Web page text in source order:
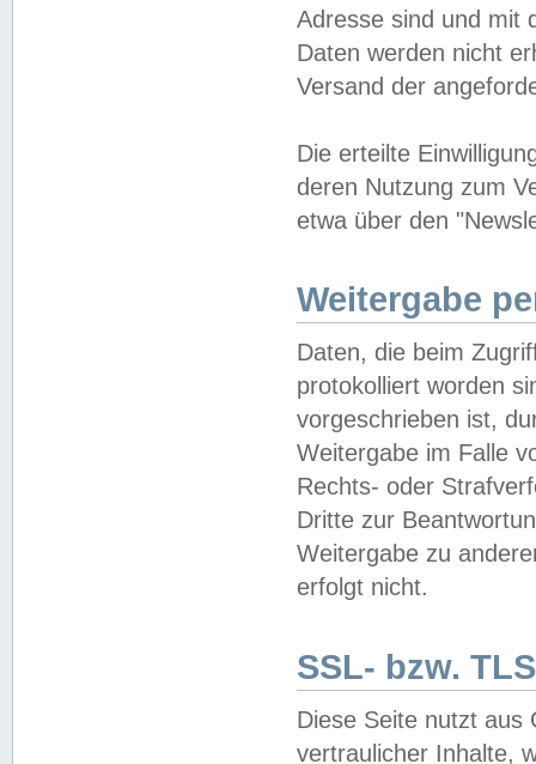
Adresse sind und mit
Daten werden nicht
Versand der
Die erteilte
deren Nutzung zum
etwa über den
Weitergabe
Daten, die beim
protokolliert worden
vorgeschrieben ist,
Weitergabe im Falle
Rechts- oder
Dritte zur
Weitergabe zu
erfolgt nicht.
SSL- bzw.
Diese Seite nutzt aus
vertraulicher Inhalte,